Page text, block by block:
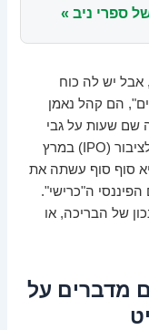
ספרי ניב »
אבל יש לה כוח
הם קהל נאמן
שם שעות על גבי
שעות. כשהחברה יצאה להנפקה ראשונית לציבור (IPO) במרץ
היא סוף סוף עשתה את
ה"כרישי".
של הבריכה, או
מדברים על